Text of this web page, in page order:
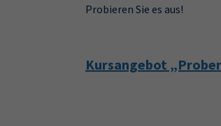
Probieren Sie es aus!
Kursangebot